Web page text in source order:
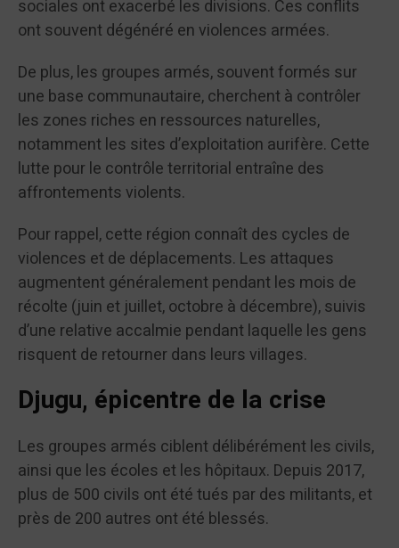
sociales ont exacerbé les divisions. Ces conflits
ont souvent dégénéré en violences armées.
De plus, les groupes armés, souvent formés sur
une base communautaire, cherchent à contrôler
les zones riches en ressources naturelles,
notamment les sites d’exploitation aurifère. Cette
lutte pour le contrôle territorial entraîne des
affrontements violents.
Pour rappel, cette région connaît des cycles de
violences et de déplacements. Les attaques
augmentent généralement pendant les mois de
récolte (juin et juillet, octobre à décembre), suivis
d’une relative accalmie pendant laquelle les gens
risquent de retourner dans leurs villages.
Djugu, épicentre de la crise
Les groupes armés ciblent délibérément les civils,
ainsi que les écoles et les hôpitaux. Depuis 2017,
plus de 500 civils ont été tués par des militants, et
près de 200 autres ont été blessés.